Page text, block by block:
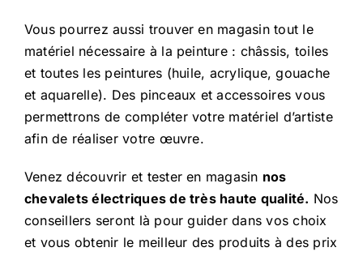
Vous pourrez aussi trouver en magasin tout le
matériel nécessaire à la peinture : châssis, toiles
et toutes les peintures (huile, acrylique, gouache
et aquarelle). Des pinceaux et accessoires vous
permettrons de compléter votre matériel d’artiste
afin de réaliser votre œuvre.
Venez découvrir et tester en magasin nos
chevalets électriques de très haute qualité. Nos
conseillers seront là pour guider dans vos choix
et vous obtenir le meilleur des produits à des prix